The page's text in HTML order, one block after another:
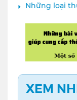
Những loại
XEM